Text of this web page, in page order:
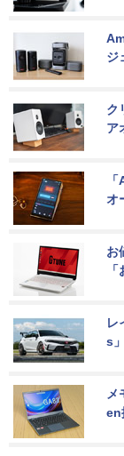
ジ
ク
ア
オ
お
レ
s
メ
en